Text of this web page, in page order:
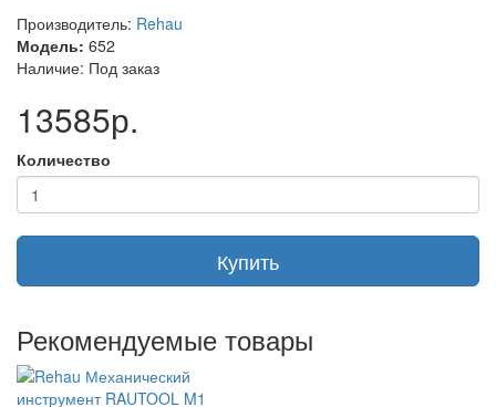
которое поможет вам быстро и эффективно выполнить монтаж
и обслуживание систем отопления и водоснабжения.
Артикул 12017981001 (замена)
Производитель: Rehau
Модель: 652
Наличие: Под заказ
13585р.
Количество
Купить
Рекомендуемые товары